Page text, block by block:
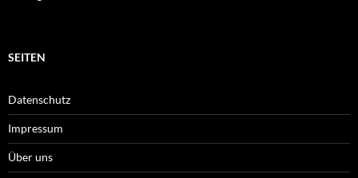
SEITEN
Datenschutz
Impressum
Über uns